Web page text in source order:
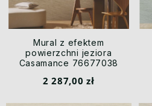
Mural z efektem
powierzchni jeziora
Casamance 76677038
2 287,00 zł